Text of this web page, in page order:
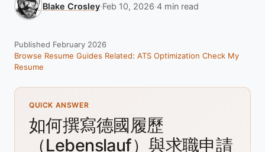
Blake Crosley·Feb 10, 2026·4 min read
Published February 2026
Browse Resume Guides Related: ATS Optimization Check My
Resume
QUICK ANSWER
如何撰寫德國履歷
（Lebenslauf）與求職申請